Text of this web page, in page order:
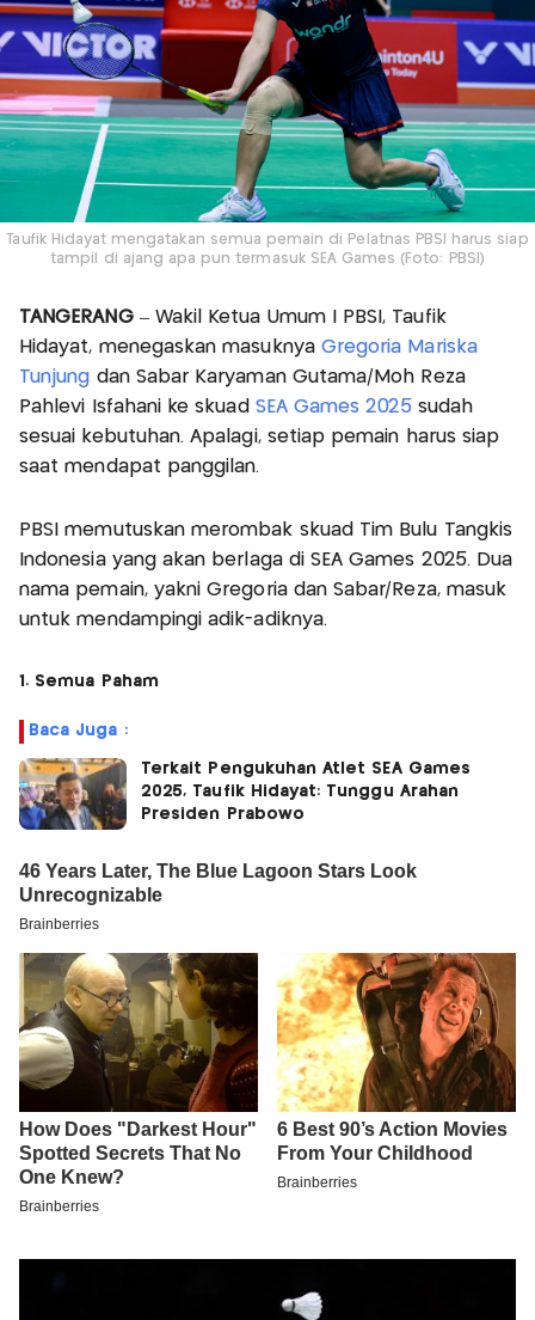
Taufik Hidayat mengatakan semua pemain di Pelatnas PBSI harus siap
tampil di ajang apa pun termasuk SEA Games (Foto: PBSI)
TANGERANG– Wakil Ketua Umum I PBSI, Taufik
Hidayat, menegaskan masuknya Gregoria Mariska
Tunjung dan Sabar Karyaman Gutama/Moh Reza
Pahlevi Isfahani ke skuad SEA Games 2025sudah
sesuai kebutuhan. Apalagi, setiap pemain harus siap
saat mendapat panggilan.
PBSI memutuskan merombak skuad Tim Bulu Tangkis
Indonesia yang akan berlaga di SEA Games 2025. Dua
nama pemain, yakni Gregoria dan Sabar/Reza, masuk
untuk mendampingi adik-adiknya.
1. Semua Paham
Baca Juga :
Terkait Pengukuhan Atlet SEA Games
2025, Taufik Hidayat: Tunggu Arahan
Presiden Prabowo